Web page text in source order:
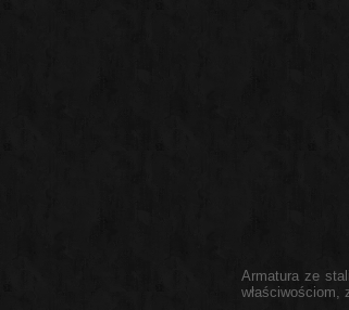
Armatura ze
właściwościom,